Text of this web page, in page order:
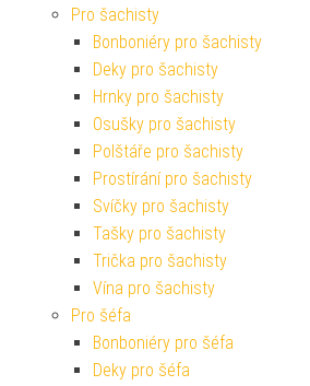
Pro šachisty
Bonboniéry pro šachisty
Deky pro šachisty
Hrnky pro šachisty
Osušky pro šachisty
Polštáře pro šachisty
Prostírání pro šachisty
Svíčky pro šachisty
Tašky pro šachisty
Trička pro šachisty
Vína pro šachisty
Pro šéfa
Bonboniéry pro šéfa
Deky pro šéfa